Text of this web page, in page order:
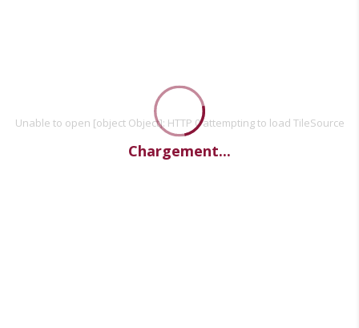
Unable to open [object Object]: HTTP 0 attempting to load TileSource
Chargement...